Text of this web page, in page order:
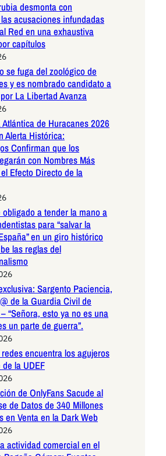
desmonta con
acusaciones infundadas
Red en una exhaustiva
capítulos
se fuga del zoológico de
y es nombrado candidato a
La Libertad Avanza
de Huracanes 2026
Alerta Histórica:
Confirman que los
con Nombres Más
Efecto Directo de la
obligado a tender la mano a
para “salvar la
en un giro histórico
las reglas del
Sargento Paciencia,
de la Guardia Civil de
“Señora, esto ya no es una
un parte de guerra”.
encuentra los agujeros
la UDEF
de OnlyFans Sacude al
de Datos de 340 Millones
en Venta en la Dark Web
actividad comercial en el